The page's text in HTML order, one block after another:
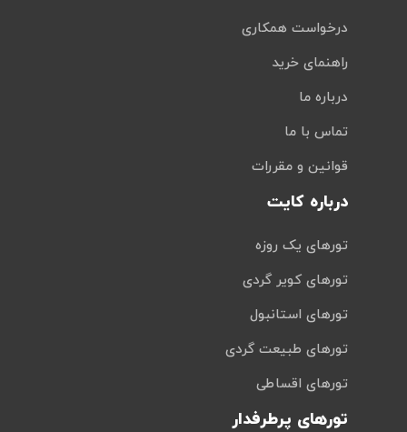
درخواست همکاری
راهنمای خرید
درباره ما
تماس با ما
قوانین و مقررات
درباره کایت
تورهای یک روزه
تورهای کویر گردی
تورهای استانبول
تورهای طبیعت گردی
تورهای اقساطی
تورهای پرطرفدار